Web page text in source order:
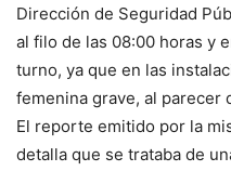
Dirección de Seguridad
al filo de las 08:00 horas y
turno, ya que en las
femenina grave, al parecer
El reporte emitido por la
detalla que se trataba de